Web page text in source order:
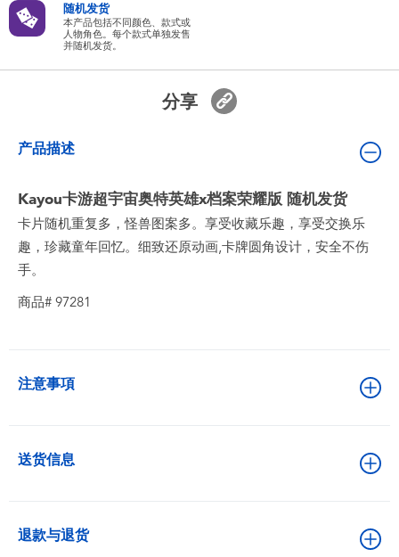
电池
新登场
随机发货
本产品包括不同颜色、款式或
人物角色。每个款式单独发售
并随机发货。
分享
产品描述
Kayou卡游超宇宙奥特英雄x档案荣耀版 随机发货
卡片随机重复多，怪兽图案多。享受收藏乐趣，享受交换乐
趣，珍藏童年回忆。细致还原动画,卡牌圆角设计，安全不伤
手。
商品# 97281
注意事項
送货信息
退款与退货